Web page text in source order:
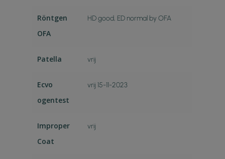
Röntgen
OFA
HD good, ED normal by OFA
Patella vrij
Ecvo
ogentest
vrij 15-11-2023
Improper
Coat
vrij